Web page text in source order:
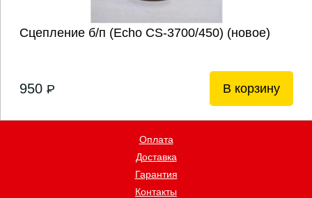
Сцепление б/п (Echo CS-3700/450) (новое)
950 P В корзину
Оплата
Доставка
Гарантия
Контакты